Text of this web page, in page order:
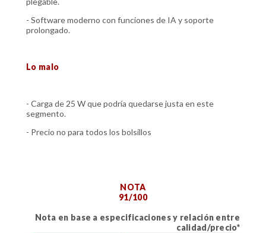
- Software moderno con funciones de IA y soporte
prolongado.
Lo malo
- Carga de 25 W que podría quedarse justa en este
segmento.
- Precio no para todos los bolsillos
NOTA
91/100
Nota en base a especificaciones y relación entre
calidad/precio*